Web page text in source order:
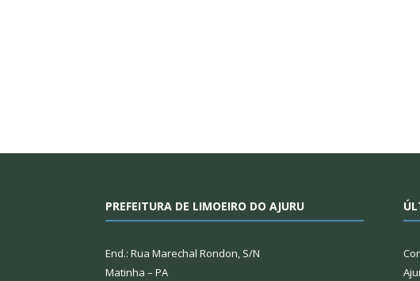
PREFEITURA DE LIMOEIRO DO AJURU
End.: Rua Marechal Rondon, S/N
Matinha – PA